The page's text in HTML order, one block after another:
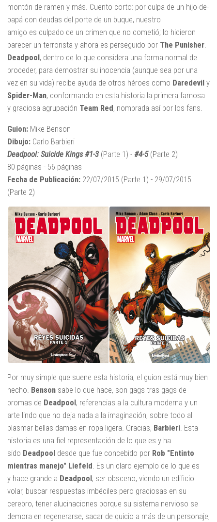
montón de ramen y más. Cuento corto: por culpa de un hijo-de-
papá con deudas del porte de un buque, nuestro
amigo es culpado de un crimen que no cometió; lo hicieron
parecer un terrorista y ahora es perseguido por The Punisher.
Deadpool, dentro de lo que considera una forma normal de
proceder, para demostrar su inocencia (aunque sea por una
vez en su vida) recibe ayuda de otros héroes como Daredevil y
Spider-Man, conformando en esta historia la primera famosa
y graciosa agrupación Team Red, nombrada así por los fans.
Guion: Mike Benson
Dibujo: Carlo Barbieri
Deadpool: Suicide Kings #1-3 (Parte 1) - #4-5(Parte 2)
80 páginas - 56 páginas
Fecha de Publicación: 22/07/2015 (Parte 1) - 29/07/2015
(Parte 2)
Por muy simple que suene esta historia, el guion está muy bien
hecho. Benson sabe lo que hace, son gags tras gags de
bromas de Deadpool, referencias a la cultura moderna y un
arte lindo que no deja nada a la imaginación, sobre todo al
plasmar bellas damas en ropa ligera. Gracias, Barbieri. Esta
historia es una fiel representación de lo que es y ha
sido Deadpool desde que fue concebido por Rob "Entinto
mientras manejo" Liefeld. Es un claro ejemplo de lo que es
y hace grande a Deadpool; ser obsceno, viendo un edificio
volar, buscar respuestas imbéciles pero graciosas en su
cerebro, tener alucinaciones porque su sistema nervioso se
demora en regenerarse, sacar de quicio a más de un personaje,